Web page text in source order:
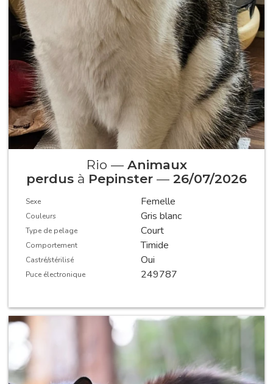
Rio — Animaux
perdus à Pepinster — 26/07/2026
Sexe Femelle
Couleurs Gris blanc
Type de pelage Court
Comportement Timide
Castré/stérilisé Oui
Puce électronique 249787